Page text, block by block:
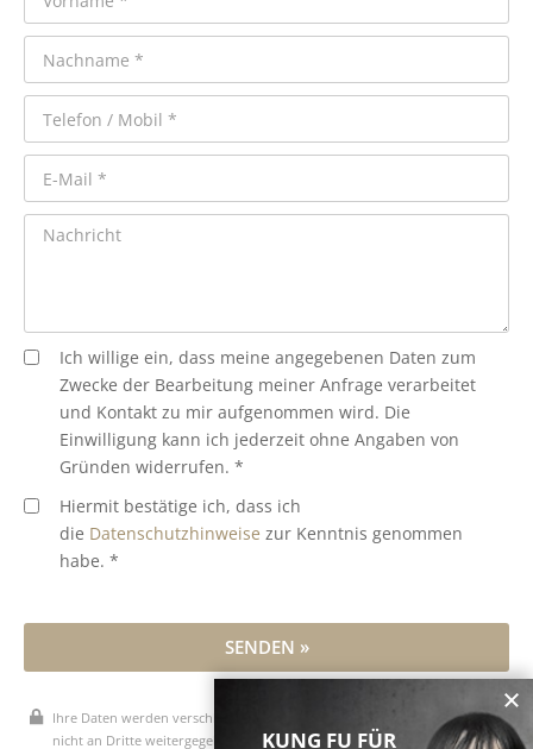
Ich willige ein, dass meine angegebenen Daten zum
Zwecke der Bearbeitung meiner Anfrage verarbeitet
und Kontakt zu mir aufgenommen wird. Die
Einwilligung kann ich jederzeit ohne Angaben von
Gründen widerrufen. *
Hiermit bestätige ich, dass ich
die Datenschutzhinweise zur Kenntnis genommen
habe. *
SENDEN »
Ihre Daten werden verschlüsselt übertragen, vertraulich behandelt und
nicht an Dritte weitergegeben.
KUNG FU FÜR